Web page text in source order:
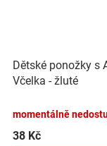
Dětské ponožky s
Včelka - žluté
momentálně
38 Kč